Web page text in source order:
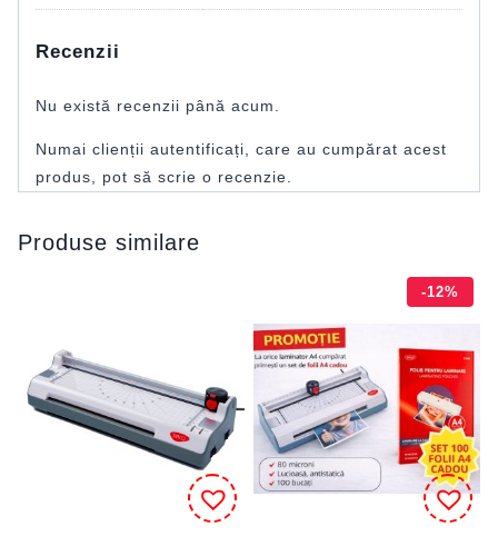
Recenzii
Nu există recenzii până acum.
Numai clienții autentificați, care au cumpărat acest
produs, pot să scrie o recenzie.
Produse similare
-12%